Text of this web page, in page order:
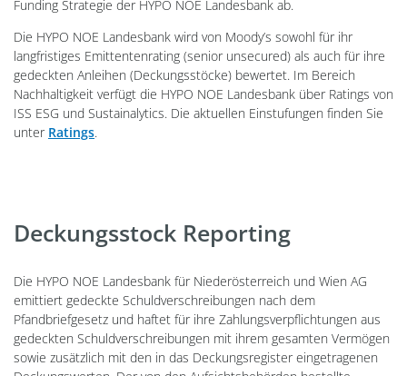
Funding Strategie der HYPO NOE Landesbank ab.
Die HYPO NOE Landesbank wird von Moody’s sowohl für ihr
langfristiges Emittentenrating (senior unsecured) als auch für ihre
gedeckten Anleihen (Deckungsstöcke) bewertet. Im Bereich
Nachhaltigkeit verfügt die HYPO NOE Landesbank über Ratings von
ISS ESG und Sustainalytics. Die aktuellen Einstufungen finden Sie
unter Ratings.
Deckungsstock Reporting
Die HYPO NOE Landesbank für Niederösterreich und Wien AG
emittiert gedeckte Schuldverschreibungen nach dem
Pfandbriefgesetz und haftet für ihre Zahlungsverpflichtungen aus
gedeckten Schuldverschreibungen mit ihrem gesamten Vermögen
sowie zusätzlich mit den in das Deckungsregister eingetragenen